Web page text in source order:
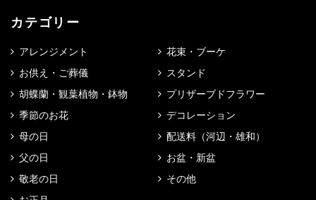
カテゴリー
アレンジメント
花束・ブーケ
お供え・ご葬儀
スタンド
胡蝶蘭・観葉植物・鉢物
プリザーブドフラワー
季節のお花
デコレーション
母の日
配送料（河辺・雄和）
父の日
お盆・新盆
敬老の日
その他